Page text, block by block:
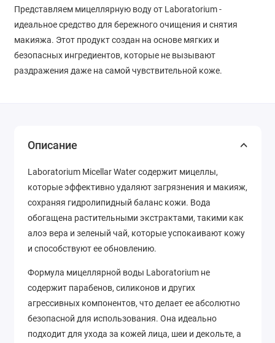
Представляем мицеллярную воду от Laboratorium -
идеальное средство для бережного очищения и снятия
макияжа. Этот продукт создан на основе мягких и
безопасных ингредиентов, которые не вызывают
раздражения даже на самой чувствительной коже.
Описание
Laboratorium Micellar Water содержит мицеллы,
которые эффективно удаляют загрязнения и макияж,
сохраняя гидролипидный баланс кожи. Вода
обогащена растительными экстрактами, такими как
алоэ вера и зеленый чай, которые успокаивают кожу
и способствуют ее обновлению.
Формула мицеллярной воды Laboratorium не
содержит парабенов, силиконов и других
агрессивных компонентов, что делает ее абсолютно
безопасной для использования. Она идеально
подходит для ухода за кожей лица, шеи и декольте, а